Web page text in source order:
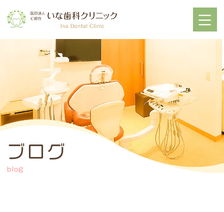
ブログ
blog